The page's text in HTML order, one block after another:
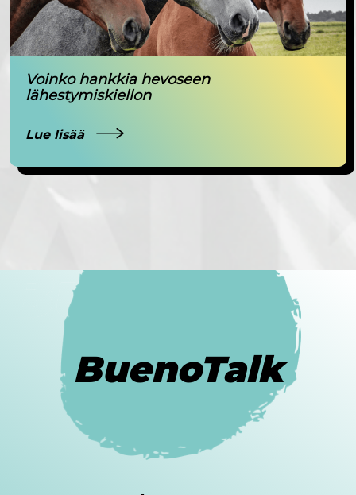
Voinko hankkia hevoseen
lähestymiskiellon
Lue lisää
BuenoTalk